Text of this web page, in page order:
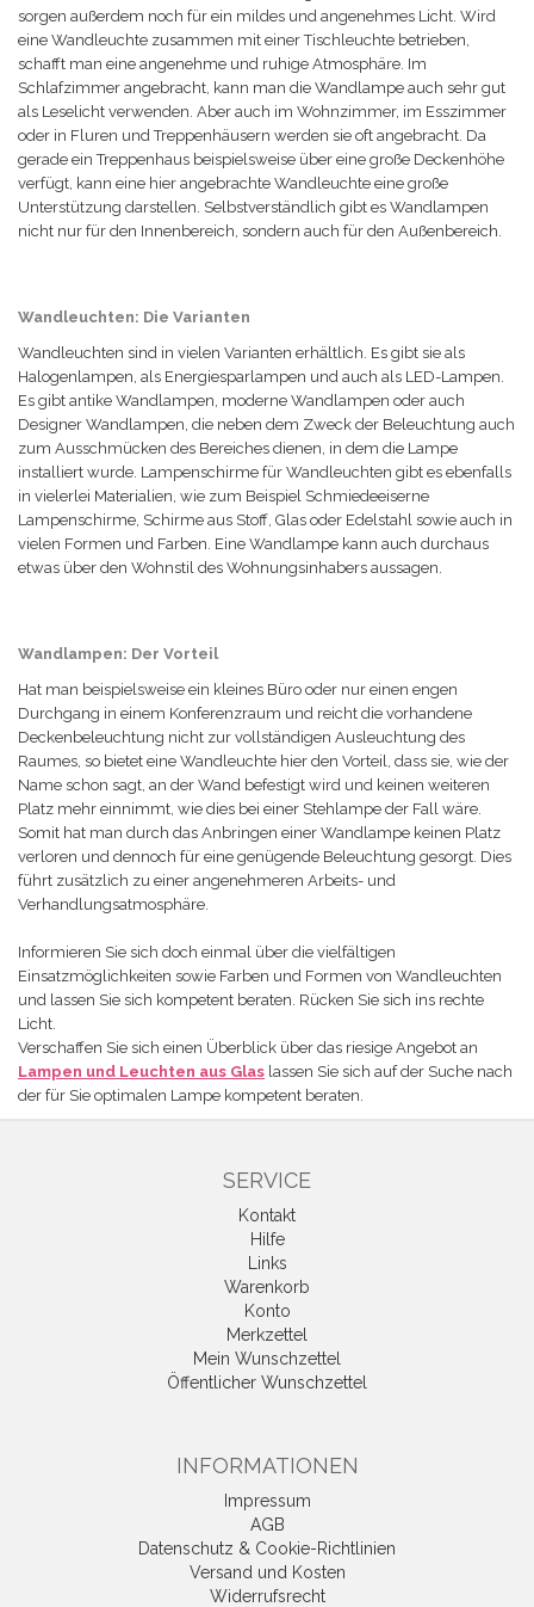
sorgen außerdem noch für ein mildes und angenehmes Licht. Wird
eine Wandleuchte zusammen mit einer Tischleuchte betrieben,
schafft man eine angenehme und ruhige Atmosphäre. Im
Schlafzimmer angebracht, kann man die Wandlampe auch sehr gut
als Leselicht verwenden. Aber auch im Wohnzimmer, im Esszimmer
oder in Fluren und Treppenhäusern werden sie oft angebracht. Da
gerade ein Treppenhaus beispielsweise über eine große Deckenhöhe
verfügt, kann eine hier angebrachte Wandleuchte eine große
Unterstützung darstellen. Selbstverständlich gibt es Wandlampen
nicht nur für den Innenbereich, sondern auch für den Außenbereich.
Wandleuchten: Die Varianten
Wandleuchten sind in vielen Varianten erhältlich. Es gibt sie als
Halogenlampen, als Energiesparlampen und auch als LED-Lampen.
Es gibt antike Wandlampen, moderne Wandlampen oder auch
Designer Wandlampen, die neben dem Zweck der Beleuchtung auch
zum Ausschmücken des Bereiches dienen, in dem die Lampe
installiert wurde. Lampenschirme für Wandleuchten gibt es ebenfalls
in vielerlei Materialien, wie zum Beispiel Schmiedeeiserne
Lampenschirme, Schirme aus Stoff, Glas oder Edelstahl sowie auch in
vielen Formen und Farben. Eine Wandlampe kann auch durchaus
etwas über den Wohnstil des Wohnungsinhabers aussagen.
Wandlampen: Der Vorteil
Hat man beispielsweise ein kleines Büro oder nur einen engen
Durchgang in einem Konferenzraum und reicht die vorhandene
Deckenbeleuchtung nicht zur vollständigen Ausleuchtung des
Raumes, so bietet eine Wandleuchte hier den Vorteil, dass sie, wie der
Name schon sagt, an der Wand befestigt wird und keinen weiteren
Platz mehr einnimmt, wie dies bei einer Stehlampe der Fall wäre.
Somit hat man durch das Anbringen einer Wandlampe keinen Platz
verloren und dennoch für eine genügende Beleuchtung gesorgt. Dies
führt zusätzlich zu einer angenehmeren Arbeits- und
Verhandlungsatmosphäre.
Informieren Sie sich doch einmal über die vielfältigen
Einsatzmöglichkeiten sowie Farben und Formen von Wandleuchten
und lassen Sie sich kompetent beraten. Rücken Sie sich ins rechte
Licht.
Verschaffen Sie sich einen Überblick über das riesige Angebot an
Lampen und Leuchten aus Glas lassen Sie sich auf der Suche nach
der für Sie optimalen Lampe kompetent beraten.
SERVICE
Kontakt
Hilfe
Links
Warenkorb
Konto
Merkzettel
Mein Wunschzettel
Öffentlicher Wunschzettel
INFORMATIONEN
Impressum
AGB
Datenschutz & Cookie-Richtlinien
Versand und Kosten
Widerrufsrecht